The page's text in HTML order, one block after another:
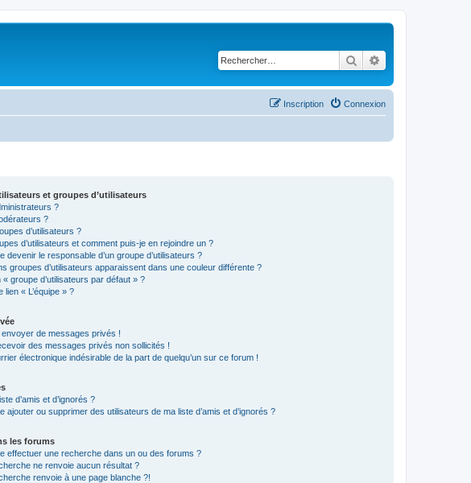
Rechercher
Connexion
Inscription
et groupes d’utilisateurs
?
?
d’utilisateurs ?
d’utilisateurs et comment puis-je en rejoindre un ?
devenir le responsable d’un groupe d’utilisateurs ?
groupes d’utilisateurs apparaissent dans une couleur différente ?
« groupe d’utilisateurs par défaut » ?
lien « L’équipe » ?
de messages privés !
des messages privés non sollicités !
électronique indésirable de la part de quelqu’un sur ce forum !
d’amis et d’ignorés ?
ajouter ou supprimer des utilisateurs de ma liste d’amis et d’ignorés ?
les forums
effectuer une recherche dans un ou des forums ?
ne renvoie aucun résultat ?
renvoie à une page blanche ?!